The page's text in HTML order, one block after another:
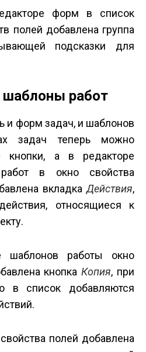
форм в список
полей добавлена группа
подсказки для
работ
и форм задач, и шаблонов
задач теперь можно
кнопки, а в редакторе
в окно свойства
вкладка Действия,
относящиеся к
шаблонов работы окно
кнопкаКопия, при
в список добавляются
полей добавлена